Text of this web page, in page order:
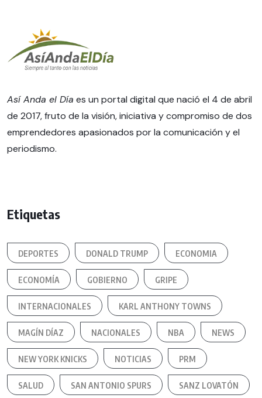
Así Anda el Día es un portal digital que nació el 4 de abril
de 2017, fruto de la visión, iniciativa y compromiso de dos
emprendedores apasionados por la comunicación y el
periodismo.
Etiquetas
DEPORTES DONALD TRUMP ECONOMIA
ECONOMÍA GOBIERNO GRIPE
INTERNACIONALES KARL ANTHONY TOWNS
MAGÍN DÍAZ NACIONALES NBA NEWS
NEW YORK KNICKS NOTICIAS PRM
SALUD SAN ANTONIO SPURS SANZ LOVATÓN